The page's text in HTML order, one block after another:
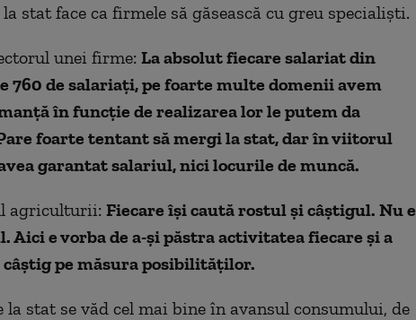
stat face ca firmele să găsească cu greu specialişti.
unei firme: La absolut fiecare salariat din
760 de salariaţi, pe foarte multe domenii avem
în funcţie de realizarea lor le putem da
foarte tentant să mergi la stat, dar în viitorul
garantat salariul, nici locurile de muncă.
agriculturii: Fiecare îşi caută rostul şi câştigul. Nu e
Aici e vorba de a-şi păstra activitatea fiecare şi a
pe măsura posibilităţilor.
stat se văd cel mai bine în avansul consumului, de